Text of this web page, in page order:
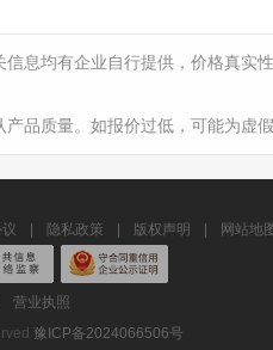
息均有企业自行提供，价格真实
品质量。如报价过低，可能为虚
隐私政策 版权声明 网站地图
营业执照
豫ICP备2024066506号